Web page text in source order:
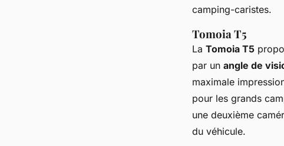
camping-caristes.
Tomoia T5
La Tomoia T5
par un angle de
maximale
pour les grands
une deuxième
du véhicule.